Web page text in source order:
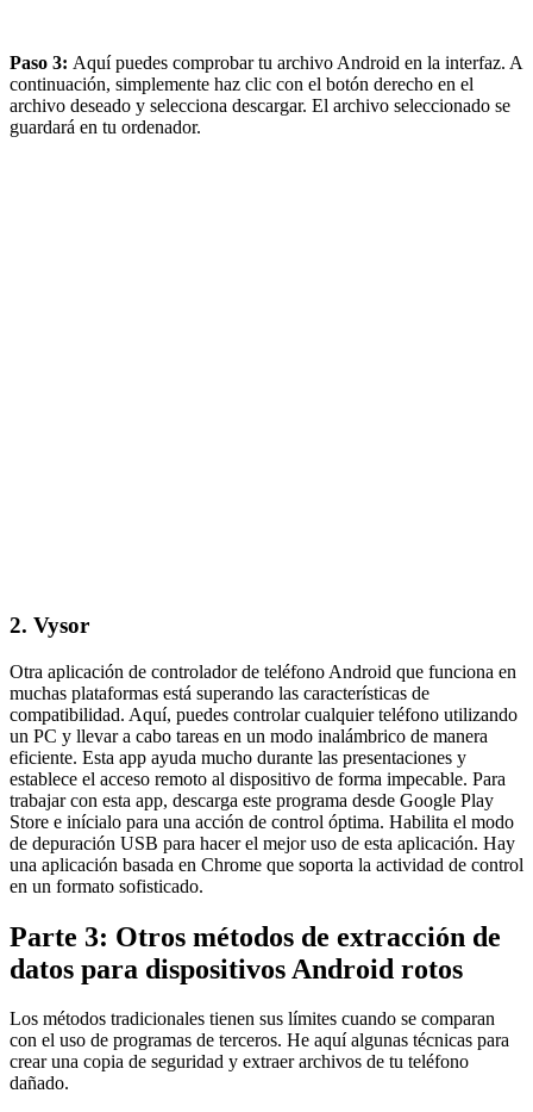
Paso 3: Aquí puedes comprobar tu archivo Android en la interfaz. A
continuación, simplemente haz clic con el botón derecho en el
archivo deseado y selecciona descargar. El archivo seleccionado se
guardará en tu ordenador.
2. Vysor
Otra aplicación de controlador de teléfono Android que funciona en
muchas plataformas está superando las características de
compatibilidad. Aquí, puedes controlar cualquier teléfono utilizando
un PC y llevar a cabo tareas en un modo inalámbrico de manera
eficiente. Esta app ayuda mucho durante las presentaciones y
establece el acceso remoto al dispositivo de forma impecable. Para
trabajar con esta app, descarga este programa desde Google Play
Store e inícialo para una acción de control óptima. Habilita el modo
de depuración USB para hacer el mejor uso de esta aplicación. Hay
una aplicación basada en Chrome que soporta la actividad de control
en un formato sofisticado.
Parte 3: Otros métodos de extracción de
datos para dispositivos Android rotos
Los métodos tradicionales tienen sus límites cuando se comparan
con el uso de programas de terceros. He aquí algunas técnicas para
crear una copia de seguridad y extraer archivos de tu teléfono
dañado.